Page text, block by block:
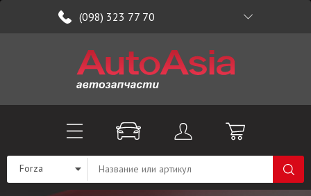
(098) 323 77 70
Forza